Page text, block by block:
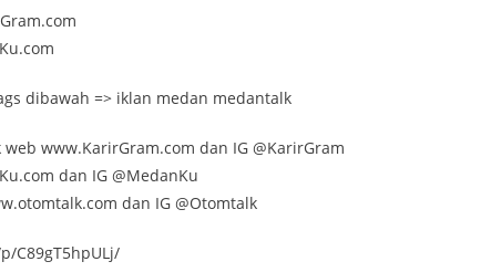
dibawah => iklan medan medantalk
www.KarirGram.com dan IG @KarirGram
dan IG @MedanKu
dan IG @Otomtalk
C89gT5hpULj/